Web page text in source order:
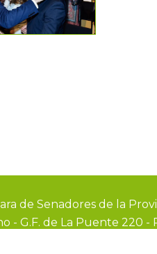
de Senadores de la
- G.F. de La Puente 220 -